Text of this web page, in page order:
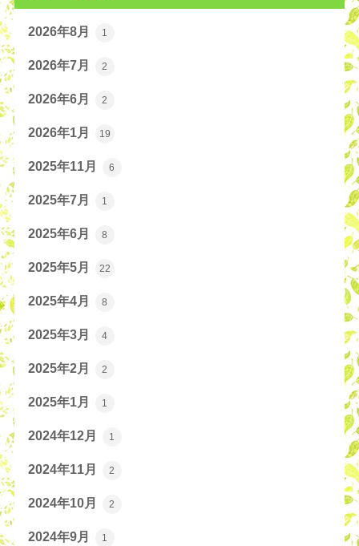
2026年8月 1
2026年7月 2
2026年6月 2
2026年1月 19
2025年11月 6
2025年7月 1
2025年6月 8
2025年5月 22
2025年4月 8
2025年3月 4
2025年2月 2
2025年1月 1
2024年12月 1
2024年11月 2
2024年10月 2
2024年9月 1